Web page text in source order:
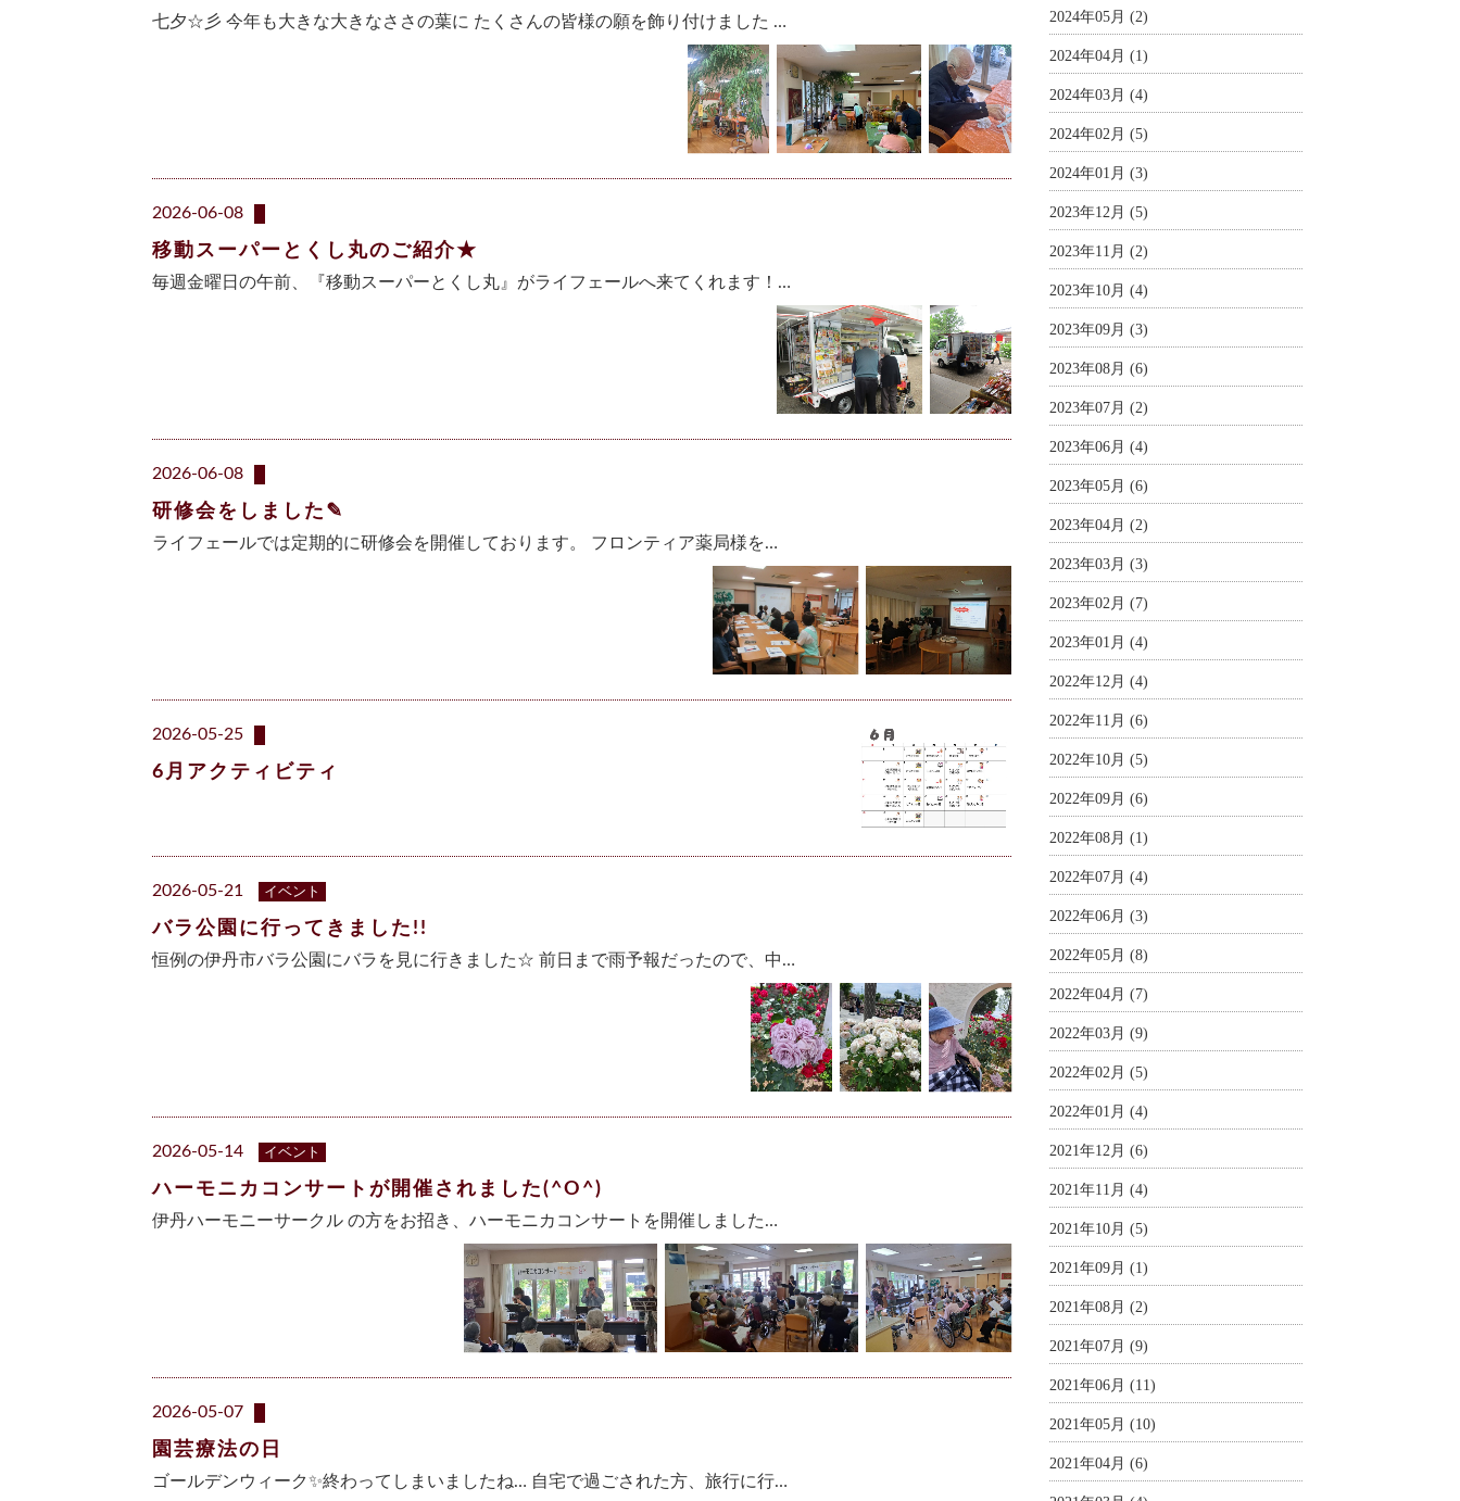
七夕☆彡 今年も大きな大きなささの葉に たくさんの皆様の願を飾り付けました …
2026-06-08
移動スーパーとくし丸のご紹介★
毎週金曜日の午前、『移動スーパーとくし丸』がライフェールへ来てくれます！…
2026-06-08
研修会をしました✎
ライフェールでは定期的に研修会を開催しております。 フロンティア薬局様を…
2026-05-25
6月アクティビティ
2026-05-21 イベント
バラ公園に行ってきました!!
恒例の伊丹市バラ公園にバラを見に行きました☆ 前日まで雨予報だったので、中…
2026-05-14 イベント
ハーモニカコンサートが開催されました(^O^)
伊丹ハーモニーサークル の方をお招き、ハーモニカコンサートを開催しました…
2026-05-07
園芸療法の日
ゴールデンウィーク✨終わってしまいましたね… 自宅で過ごされた方、旅行に行…
2024年05月 (2)
2024年04月 (1)
2024年03月 (4)
2024年02月 (5)
2024年01月 (3)
2023年12月 (5)
2023年11月 (2)
2023年10月 (4)
2023年09月 (3)
2023年08月 (6)
2023年07月 (2)
2023年06月 (4)
2023年05月 (6)
2023年04月 (2)
2023年03月 (3)
2023年02月 (7)
2023年01月 (4)
2022年12月 (4)
2022年11月 (6)
2022年10月 (5)
2022年09月 (6)
2022年08月 (1)
2022年07月 (4)
2022年06月 (3)
2022年05月 (8)
2022年04月 (7)
2022年03月 (9)
2022年02月 (5)
2022年01月 (4)
2021年12月 (6)
2021年11月 (4)
2021年10月 (5)
2021年09月 (1)
2021年08月 (2)
2021年07月 (9)
2021年06月 (11)
2021年05月 (10)
2021年04月 (6)